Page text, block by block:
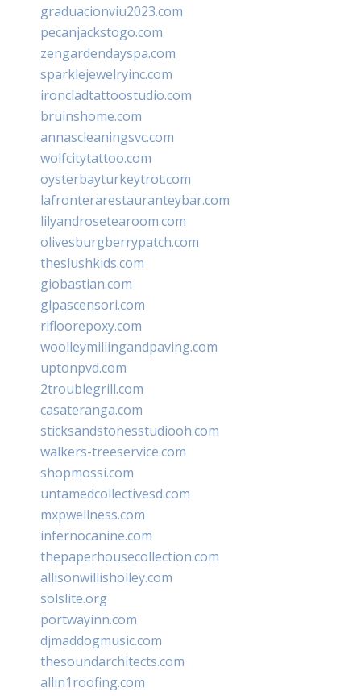
graduacionviu2023.com
pecanjackstogo.com
zengardendayspa.com
sparklejewelryinc.com
ironcladtattoostudio.com
bruinshome.com
annascleaningsvc.com
wolfcitytattoo.com
oysterbayturkeytrot.com
lafronterarestauranteybar.com
lilyandrosetearoom.com
olivesburgberrypatch.com
theslushkids.com
giobastian.com
glpascensori.com
rifloorepoxy.com
woolleymillingandpaving.com
uptonpvd.com
2troublegrill.com
casateranga.com
sticksandstonesstudiooh.com
walkers-treeservice.com
shopmossi.com
untamedcollectivesd.com
mxpwellness.com
infernocanine.com
thepaperhousecollection.com
allisonwillisholley.com
solslite.org
portwayinn.com
djmaddogmusic.com
thesoundarchitects.com
allin1roofing.com